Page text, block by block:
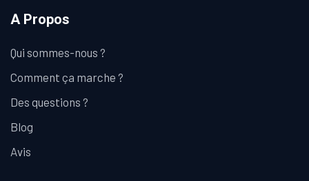
A Propos
Qui sommes-nous ?
Comment ça marche ?
Des questions ?
Blog
Avis